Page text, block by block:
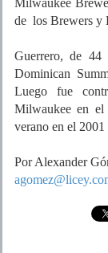
de los Brewers y
Guerrero, de 44
Dominican
Luego fue
Milwaukee en el
verano en el
Por Alexander